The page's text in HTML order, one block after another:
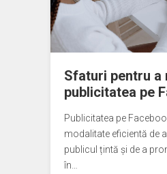
Sfaturi pentru a
publicitatea pe
Publicitatea pe
modalitate eficientă de
publicul țintă și de a
în…